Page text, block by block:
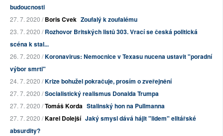
budoucnosti
27. 7. 2020 /Boris Cvek Zoufalý k zoufalému
23. 7. 2020 /Rozhovor Britských listů 303. Vrací se česká politická
scéna k stal...
26. 7. 2020 /Koronavirus: Nemocnice v Texasu nucena ustavit "poradní
výbor smrti"
24. 7. 2020 /Krize bohužel pokračuje, prosím o zveřejnění
27. 7. 2020 /Socialistický realismus Donalda Trumpa
27. 7. 2020 /Tomáš Korda Stalinský hon na Pullmanna
27. 7. 2020 /Karel Dolejší Jaký smysl dává hájit "lidem" elitářské
absurdity?